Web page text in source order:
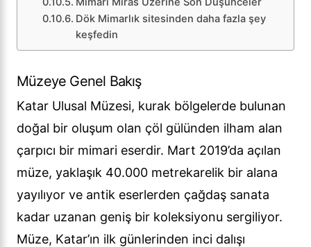
Dök Mimarlık sitesinden daha fazla şey
keşfedin
Müzeye Genel Bakış
Katar Ulusal Müzesi, kurak bölgelerde bulunan
doğal bir oluşum olan çöl gülünden ilham alan
çarpıcı bir mimari eserdir. Mart 2019’da açılan
müze, yaklaşık 40.000 metrekarelik bir alana
yayılıyor ve antik eserlerden çağdaş sanata
kadar uzanan geniş bir koleksiyonu sergiliyor.
Müze, Katar’ın ilk günlerinden inci dalışı